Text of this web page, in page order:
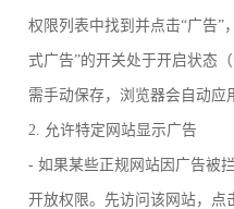
权限列表中找到并点击“广告”
式广告”的开关处于开启状态
需手动保存，浏览器会自动应
2. 允许特定网站显示广告
- 如果某些正规网站因广告被
开放权限。先访问该网站，点